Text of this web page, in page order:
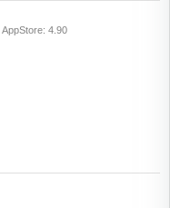
AppStore: 4.90